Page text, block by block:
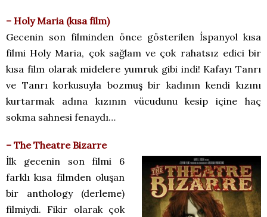
– Holy Maria (kısa film)
Gecenin son filminden önce gösterilen İspanyol kısa
filmi Holy Maria, çok sağlam ve çok rahatsız edici bir
kısa film olarak midelere yumruk gibi indi! Kafayı Tanrı
ve Tanrı korkusuyla bozmuş bir kadının kendi kızını
kurtarmak adına kızının vücudunu kesip içine haç
sokma sahnesi fenaydı…
– The Theatre Bizarre
İlk gecenin son filmi 6
farklı kısa filmden oluşan
bir anthology (derleme)
filmiydi. Fikir olarak çok